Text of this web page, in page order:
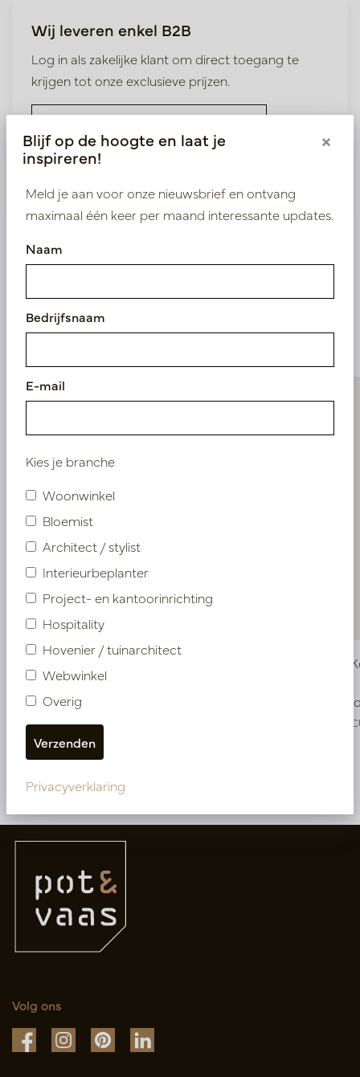
Wij leveren enkel B2B
Log in als zakelijke klant om direct toegang te
krijgen tot onze exclusieve prijzen.
Vergelijkbare
producten
Vaas Ela Koper D8 H40
Op voorraad
PV34.12340CU
Vaas
Op
Meer van Vazen
Volg ons
Blijf op de hoogte en laat je
inspireren!
×
Meld je aan voor onze nieuwsbrief en ontvang
maximaal één keer per maand interessante updates.
Naam
Bedrijfsnaam
E-mail
Kies je branche
Woonwinkel
Bloemist
Architect / stylist
Interieurbeplanter
Project- en kantoorinrichting
Hospitality
Hovenier / tuinarchitect
Webwinkel
Overig
Privacyverklaring